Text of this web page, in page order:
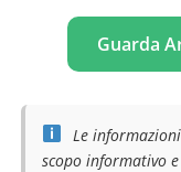
Guarda
Le
scopo informativo